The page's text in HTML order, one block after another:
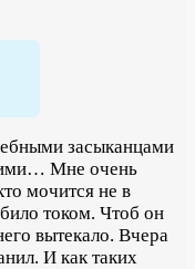
засыканцами
Мне очень
мочится не в
током. Чтоб он
вытекало. Вчера
И как таких